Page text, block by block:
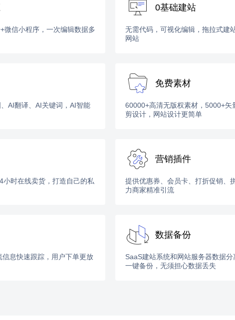
微信小程序，一次编辑数据多
0基础建站
无需代码，可视化编辑，拖拉式建
网站
AI翻译、AI关键词，AI智能
免费素材
60000+高清无版权素材，5000+矢
剪设计，网站设计更简单
小时在线卖货，打造自己的私
营销插件
提供优惠券、会员卡、打折促销、
力商家精准引流
息快速跟踪，用户下单更放
数据备份
SaaS建站系统和网站服务器数据
一键备份，无须担心数据丢失